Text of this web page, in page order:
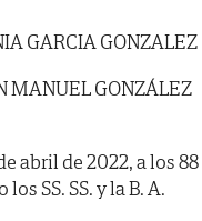
GARCIA GONZALEZ
MANUEL GONZÁLEZ
abril de 2022, a los 88
SS. SS. y la B. A.